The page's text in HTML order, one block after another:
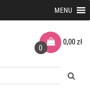
0
0,00zł
MENU